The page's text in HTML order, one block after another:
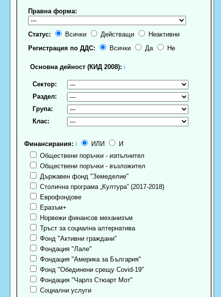
Правна форма:
Статус: Всички Действащи
Неактивни
Регистрация по ДДС:
Всички Да Не
Основна дейност (КИД 2008): ℹ
Сектор:
Раздел:
Група:
Клас:
Финансирания: ℹ ИЛИ
И
Обществени поръчки - изпълнител
Обществени поръчки - възложител
Държавен фонд "Земеделие"
Столична програма „Култура” (2017-2018)
Еврофондове
Еразъм+
Норвежи финансов механизъм
Тръст за социална алтернатива
Фонд "Активни граждани"
Фондация "Лале"
Фондация "Америка за България"
Фонд "Обединени срещу Covid-19"
Фондация "Чарлз Стюарт Мот"
Социални услуги